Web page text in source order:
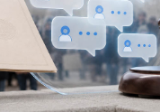
protegido, el
y automatizó la
las miniaplicaciones
volcó una base de datos
monederos TON,